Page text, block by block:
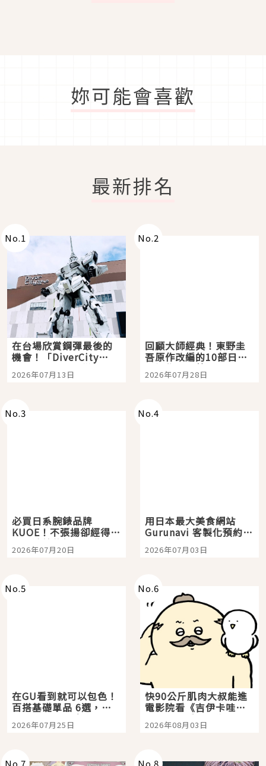
妳可能會喜歡
最新排名
No.1
在台場欣賞鋼彈最後的
機會！「DiverCity
Tokyo Plaza」搭船、
購物、美食及夜景，一
2026年07月13日
No.2
回顧大師經典！東野圭
吾原作改編的10部日本
影視作品推薦
2026年07月28日
No.3
必買日系腕錶品牌
KUOE！不張揚卻經得起
時間洗鍊的經典之作五
選
2026年07月20日
No.4
用日本最大美食網站
Gurunavi 客製化預約九
大都市餐廳，打造專屬
美食體驗！
2026年07月03日
No.5
在GU看到就可以包色！
百搭基礎單品 6選，閉
眼全收也不心疼
2026年07月25日
No.6
快90公斤肌肉大叔能進
電影院看《吉伊卡哇》
嗎？日本重金屬樂團
「打首」會長與nagano
2026年08月03日
No. 7 No. 8